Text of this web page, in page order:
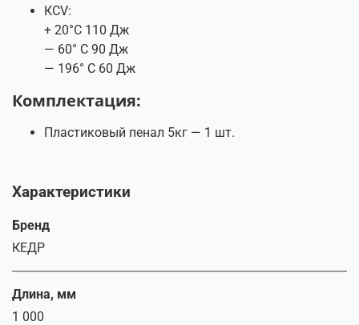
КCV:
+ 20°С 110 Дж
— 60° С 90 Дж
— 196° С 60 Дж
Комплектация:
Пластиковый пенал 5кг — 1 шт.
Характеристики
Бренд
КЕДР
Длина, мм
1 000